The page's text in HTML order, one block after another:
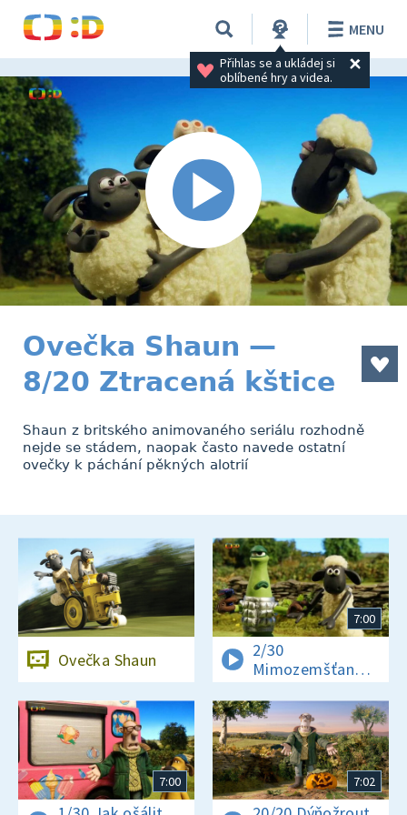
Přihlas se a ukládej si
oblíbené hry a videa.
MENU
Ovečka Shaun —
8/20 Ztracená kštice
Shaun z britského animovaného seriálu rozhodně
nejde se stádem, naopak často navede ostatní
ovečky k páchání pěkných alotrií
Ovečka Shaun
7:00
2/30
Mimozemšťan
v nesnázích
7:00 7:02